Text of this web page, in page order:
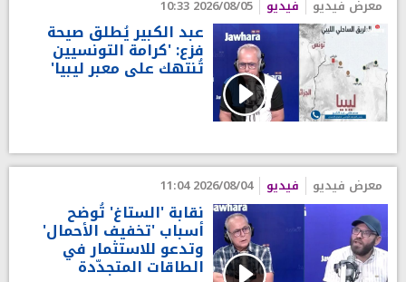
معرض فيديو فيديو 2026/08/05 10:33
عبد الكبير يُطلق صيحة
فزع: 'كرامة التونسيين
تُنتهك على معبر ليبيا'
معرض فيديو فيديو 2026/08/04 11:04
نقابة 'الستاغ' تُوضح
أسباب 'تخفيف الأحمال'
وتدعو للاستثمار في
الطاقات المتجدّدة